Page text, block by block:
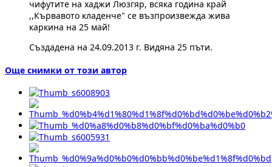
чифутите на хаджи Люзгяр, всяка година край
,,Кървавото кладенче" се възпроизвежда жива
каркина на 25 май!
Създадена на 24.09.2013 г. Видяна 25 пъти.
Още снимки от този автор